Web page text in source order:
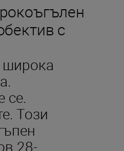
с
се.
Този
28-